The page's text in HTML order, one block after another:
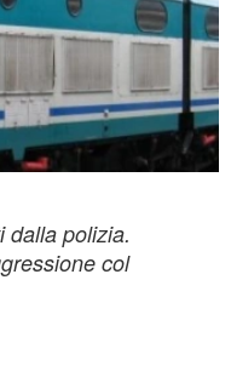
dalla polizia.
col